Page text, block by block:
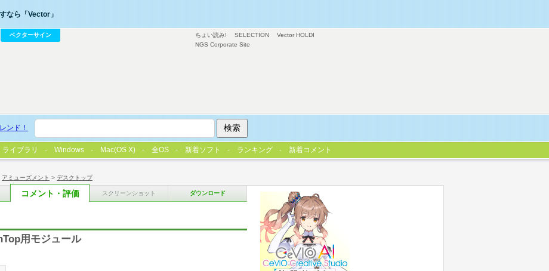
アミューズメント > デスクトップ
コメント・評価 スクリーンショット ダウンロード
用モジュール
ちょい読み! SELECTION
Vector HOLDI
NGS Corporate Site
なら「Vector」
ベクターサイン
ンド！
ライブラリ Windows Mac(OS X) 全OS 新着ソフト ランキング 新着コメント